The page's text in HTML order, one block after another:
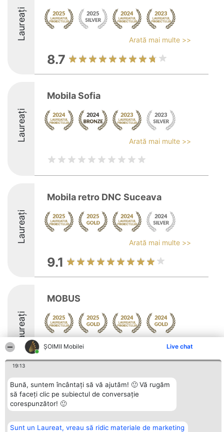
ȘOIMII Mobilei Live chat
19:13
Bună, suntem încântați să vă ajutăm! 🙂 Vă rugăm
să faceți clic pe subiectul de conversație
corespunzător! 🙂
Sunt un Laureat, vreau să ridic materiale de marketing
Laureați Arată mai multe >>
8.7
Laureați
Mobila Sofia
Arată mai multe >>
Laureați
Mobila retro DNC Suceava
Arată mai multe >>
9.1
Laureați
MOBUS
Arată mai multe >>
9.3
Organizator Ranking
BRIGHT SOLUTIONS BR SRL
Aleea Timisul De Sus 2 Bl. A30
Sc. A Et. 4 Ap. 13 Cod 061952
București
Plebiscyt
Lista Tuturor
Laureaților
Reguli